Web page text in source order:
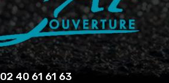
02 40 61 61 63